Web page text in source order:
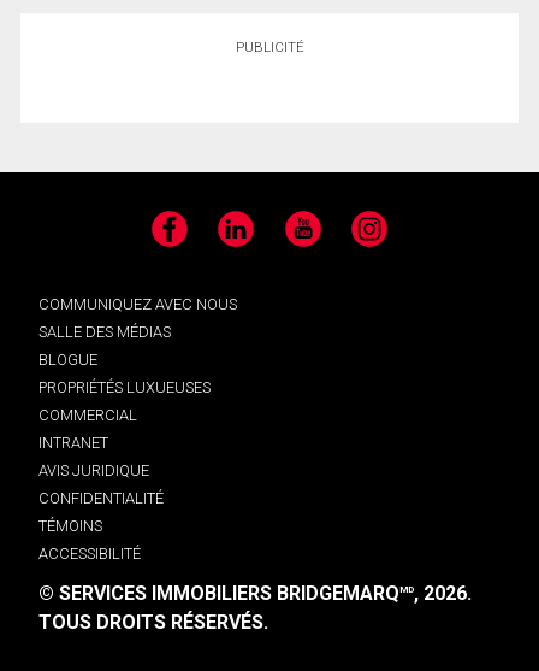
PUBLICITÉ
Facebook LinkedIn YouTube Instagram
COMMUNIQUEZ AVEC NOUS
SALLE DES MÉDIAS
BLOGUE
PROPRIÉTÉS LUXUEUSES
COMMERCIAL
INTRANET
AVIS JURIDIQUE
CONFIDENTIALITÉ
TÉMOINS
ACCESSIBILITÉ
© SERVICES IMMOBILIERS BRIDGEMARQMD, 2026.
TOUS DROITS RÉSERVÉS.